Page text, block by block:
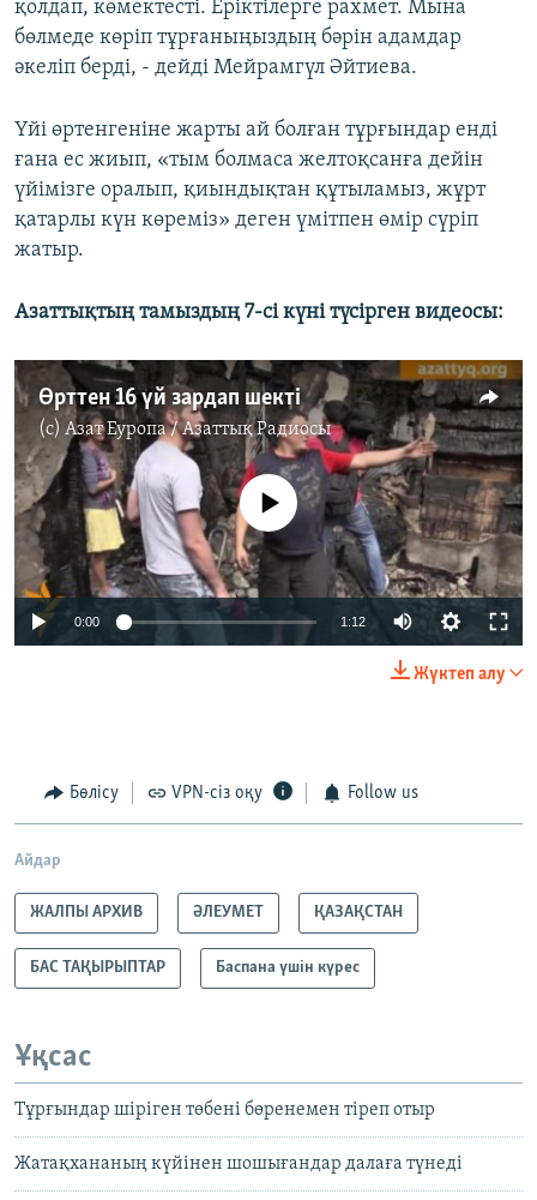
қолдап, көмектесті. Еріктілерге рахмет. Мына
бөлмеде көріп тұрғаныңыздың бәрін адамдар
әкеліп берді, - дейді Мейрамгүл Әйтиева.
Үйі өртенгеніне жарты ай болған тұрғындар енді
ғана ес жиып, «тым болмаса желтоқсанға дейін
үйімізге оралып, қиындықтан құтыламыз, жұрт
қатарлы күн көреміз» деген үмітпен өмір сүріп
жатыр.
Азаттықтың тамыздың 7-сі күні түсірген видеосы:
Өрттен 16 үй зардап шекті
(c) Азат Еуропа / Азаттық Радиосы
No media source currently available
0:00 1:12
Жүктеп алу
Бөлісу VPN-сіз оқу Follow us
Айдар
ЖАЛПЫ АРХИВ ӘЛЕУМЕТ ҚАЗАҚСТАН
БАС ТАҚЫРЫПТАР Баспана үшін күрес
Ұқсас
Тұрғындар шіріген төбені бөренемен тіреп отыр
Жатақхананың күйінен шошығандар далаға түнеді